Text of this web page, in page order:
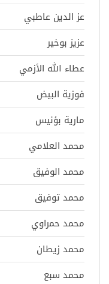
عز الدين عاطبي
عزيز بوخير
عطاء الله الأزمي
فوزية البيض
مارية بؤنيس
محمد العلامي
محمد الوفيق
محمد توفيق
محمد حمراوي
محمد زيطان
محمد سبع